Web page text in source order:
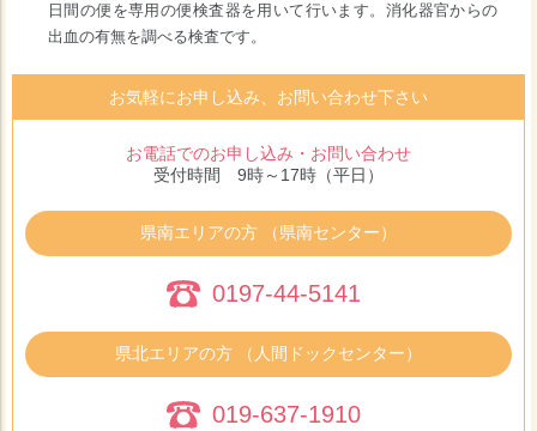
日間の便を専用の便検査器を用いて行います。消化器官からの
出血の有無を調べる検査です。
お気軽にお申し込み、お問い合わせ下さい
お電話でのお申し込み・お問い合わせ
受付時間 9時～17時（平日）
県北エリアの方 （人間ドックセンター）
019-637-1910
県南エリアの方 （県南センター）
0197-44-5141